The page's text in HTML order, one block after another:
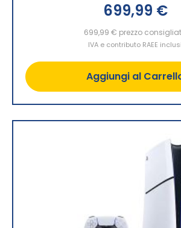
699,99 €
699,99 € prezzo
IVA e contributo RAEE inclusi
Aggiungi al